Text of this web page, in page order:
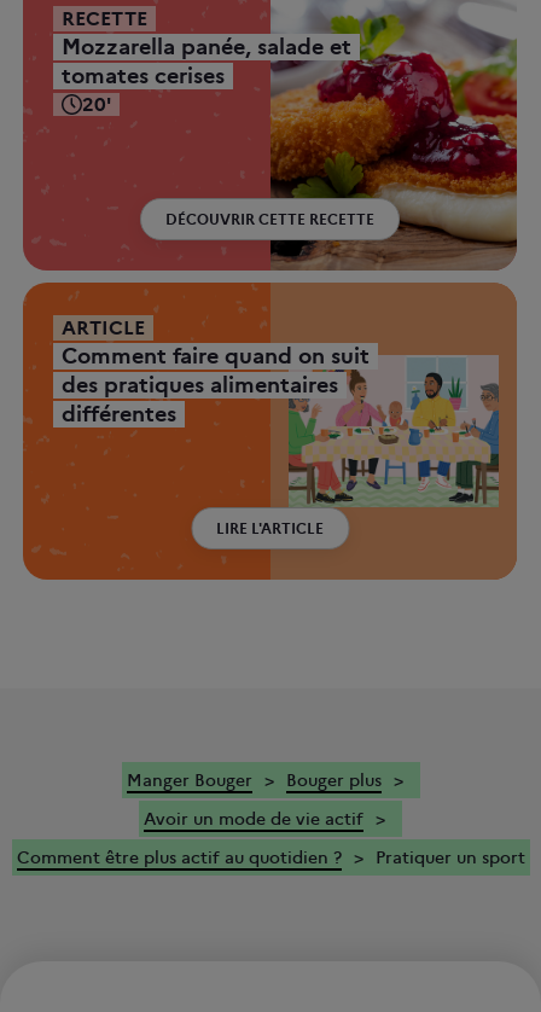
RECETTE
Mozzarella panée, salade et
tomates cerises
20'
DÉCOUVRIR CETTE RECETTE
ARTICLE
Comment faire quand on suit
des pratiques alimentaires
différentes
LIRE L'ARTICLE
Manger Bouger
Bouger plus
Avoir un mode de vie actif
Comment être plus actif au quotidien ?
Pratiquer un sport